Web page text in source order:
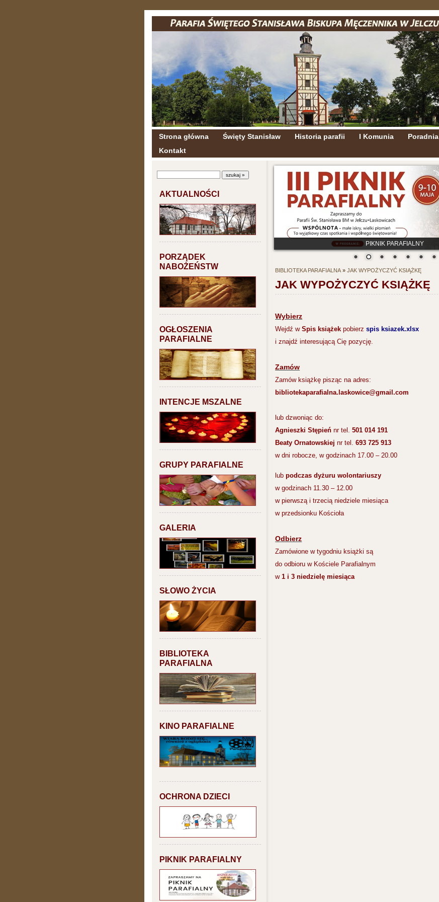
Strona główna Święty Stanisław Historia parafii I Komunia Poradnia
Kontakt
AKTUALNOŚCI
PORZĄDEK
NABOŻEŃSTW
OGŁOSZENIA
PARAFIALNE
INTENCJE MSZALNE
GRUPY PARAFIALNE
GALERIA
SŁOWO ŻYCIA
BIBLIOTEKA
PARAFIALNA
KINO PARAFIALNE
OCHRONA DZIECI
PIKNIK PARAFIALNY
PIKNIK PARAFIALNY
JAK WYPOŻYCZYĆ KSIĄŻKĘ
BIBLIOTEKA PARAFIALNA »JAK WYPOŻYCZYĆ KSIĄŻKĘ
Wybierz
Wejdź wSpis książek pobierzspis ksiazek.xlsx
i znajdź interesującą Cię pozycję.
Zamów
Zamów książkę pisząc na adres:
bibliotekaparafialna.laskowice@gmail.com
lub dzwoniąc do:
Agnieszki Stępień nr tel.501 014 191
Beaty Ornatowskiej nr tel.693 725 913
w dni robocze, w godzinach 17.00 – 20.00
lubpodczas dyżuru wolontariuszy
w godzinach 11.30 – 12.00
w pierwszą i trzecią niedziele miesiąca
w przedsionku Kościoła
Odbierz
Zamówione w tygodniu książki są
do odbioru w Kościele Parafialnym
w1 i 3 niedzielę miesiąca